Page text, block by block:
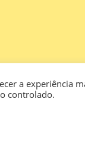
a experiência
controlado.